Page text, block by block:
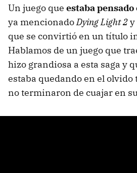
Un juego que estaba
ya mencionadoDying Light 2y
que se convirtió en un título
Hablamos de un juego que
hizo grandiosa a esta saga y
estaba quedando en el olvido
no terminaron de cuajar en